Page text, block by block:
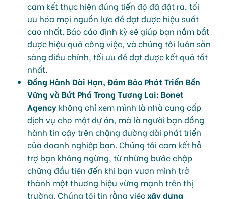
cam kết thực hiện đúng tiến độ đã đặt ra, tối
ưu hóa mọi nguồn lực để đạt được hiệu suất
cao nhất. Báo cáo định kỳ sẽ giúp bạn nắm bắt
được hiệu quả công việc, và chúng tôi luôn sẵn
sàng điều chỉnh, tối ưu để đạt được kết quả tốt
nhất.
Đồng Hành Dài Hạn, Đảm Bảo Phát Triển Bền
Vững và Bứt Phá Trong Tương Lai: Bonet
Agency không chỉ xem mình là nhà cung cấp
dịch vụ cho một dự án, mà là người bạn đồng
hành tin cậy trên chặng đường dài phát triển
của doanh nghiệp bạn. Chúng tôi cam kết hỗ
trợ bạn không ngừng, từ những bước chập
chững đầu tiên đến khi bạn vươn mình trở
thành một thương hiệu vững mạnh trên thị
trường. Chúng tôi tin rằng việcxây dựng